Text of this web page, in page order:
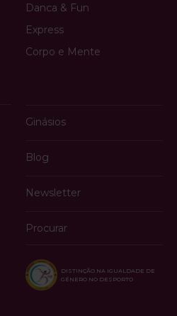
Danca & Fun
Express
Corpo e Mente
Ginásios
Blog
Newsletter
Procurar
DISTINÇÃO NA IGUALDADE DE
GÉNERO NO DESPORTO